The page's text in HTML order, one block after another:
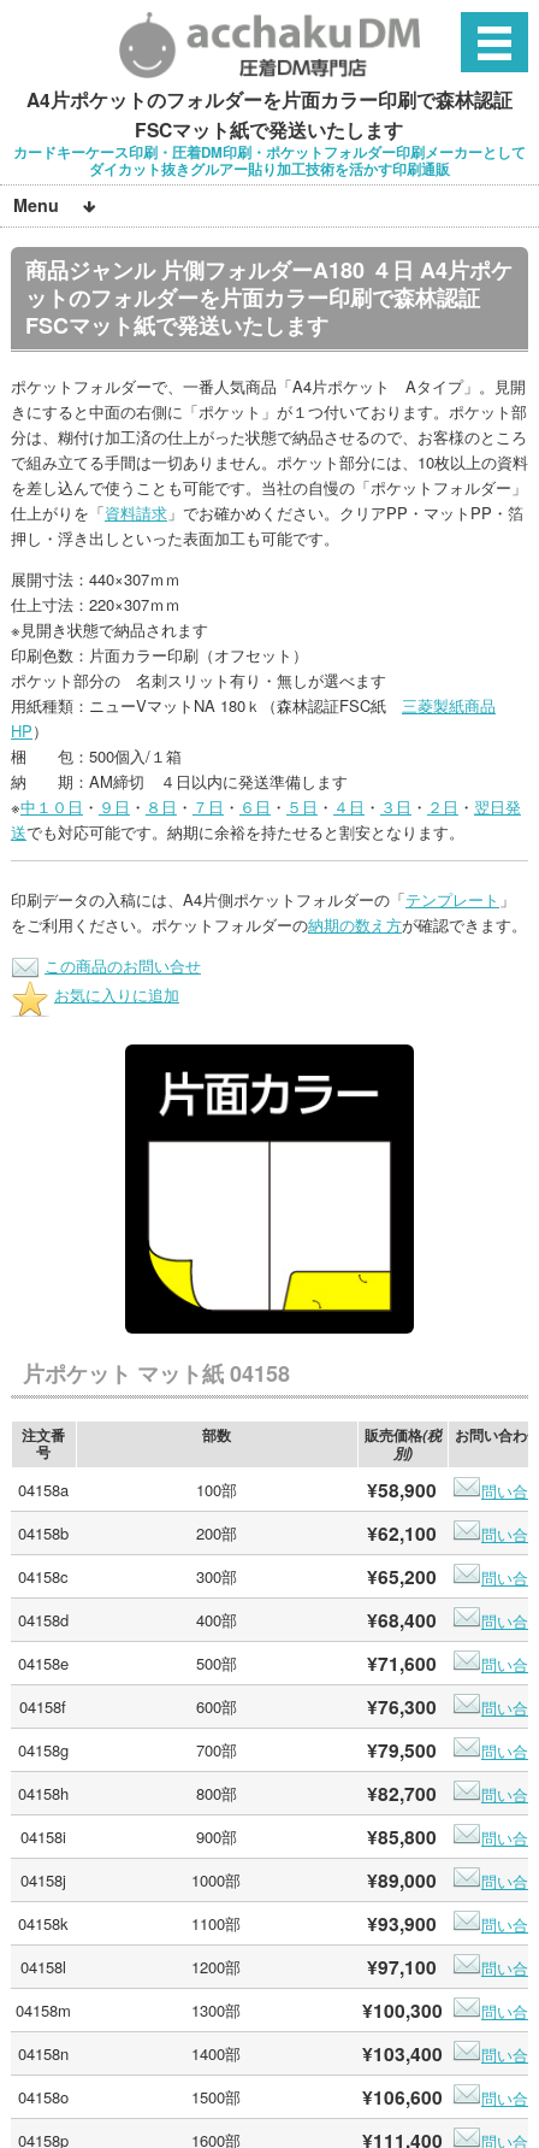
A4片ポケットのフォルダーを片面カラー印刷で森林認証
FSCマット紙で発送いたします
カードキーケース印刷・圧着DM印刷・ポケットフォルダー印刷メーカーとして
ダイカット抜きグルアー貼り加工技術を活かす印刷通販
Menu
商品ジャンル 片側フォルダーA180 ４日 A4片ポケ
ットのフォルダーを片面カラー印刷で森林認証
FSCマット紙で発送いたします
ポケットフォルダーで、一番人気商品「A4片ポケット Aタイプ」。見開
きにすると中面の右側に「ポケット」が１つ付いております。ポケット部
分は、糊付け加工済の仕上がった状態で納品させるので、お客様のところ
で組み立てる手間は一切ありません。ポケット部分には、10枚以上の資料
を差し込んで使うことも可能です。当社の自慢の「ポケットフォルダー」
仕上がりを「資料請求」でお確かめください。クリアPP・マットPP・箔
押し・浮き出しといった表面加工も可能です。
展開寸法：440×307ｍｍ
仕上寸法：220×307ｍｍ
※見開き状態で納品されます
印刷色数：片面カラー印刷（オフセット）
ポケット部分の 名刺スリット有り・無しが選べます
用紙種類：ニューVマットNA 180ｋ（森林認証FSC紙 三菱製紙商品
HP）
梱 包：500個入/１箱
納 期：AM締切 ４日以内に発送準備します
※中１０日 ・ ９日 ・ ８日 ・ ７日 ・ ６日 ・ ５日 ・ ４日 ・ ３日 ・ ２日 ・ 翌日発
送でも対応可能です。納期に余裕を持たせると割安となります。
印刷データの入稿には、A4片側ポケットフォルダーの「テンプレート 」
をご利用ください。ポケットフォルダーの納期の数え方が確認できます。
この商品のお問い合せ
お気に入りに追加
片ポケット マット紙 04158
注文番
号
部数 販売価格(税
別)
お問い合わ
04158a 100部 ¥58,900
問い合
04158b
200部 ¥62,100
問い合
04158c
300部 ¥65,200
問い合
04158d
400部 ¥68,400
問い合
04158e
500部 ¥71,600
問い合
04158f
600部 ¥76,300
問い合
04158g
700部 ¥79,500
問い合
04158h
800部 ¥82,700
問い合
04158i
900部 ¥85,800
問い合
04158j
1000部 ¥89,000
問い合
04158k
1100部 ¥93,900
問い合
04158l
1200部 ¥97,100
問い合
04158m
1300部 ¥100,300
問い合
04158n
1400部 ¥103,400
問い合
04158o
1500部 ¥106,600
問い合
04158p
1600部 ¥111,400
問い合